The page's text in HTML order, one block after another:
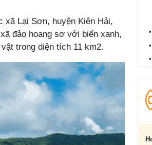
xã Lại Sơn, huyện Kiên Hải,
đảo hoang sơ với biển xanh,
trong diện tích 11 km2.